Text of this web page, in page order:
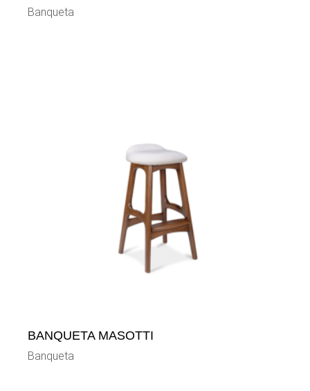
Banqueta
BANQUETA MASOTTI
Banqueta